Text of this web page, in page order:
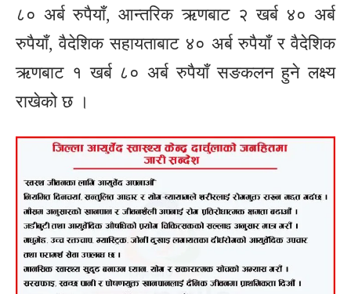
८० अर्ब रुपैयाँ, आन्तरिक ऋणबाट २ खर्ब ४० अर्ब
रुपैयाँ, वैदेशिक सहायताबाट ४० अर्ब रुपैयाँ र वैदेशिक
ऋणबाट १ खर्ब ८० अर्ब रुपैयाँ सङकलन हुने लक्ष्य
राखेको छ ।